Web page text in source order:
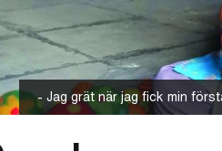
- Jag grät när jag fick min